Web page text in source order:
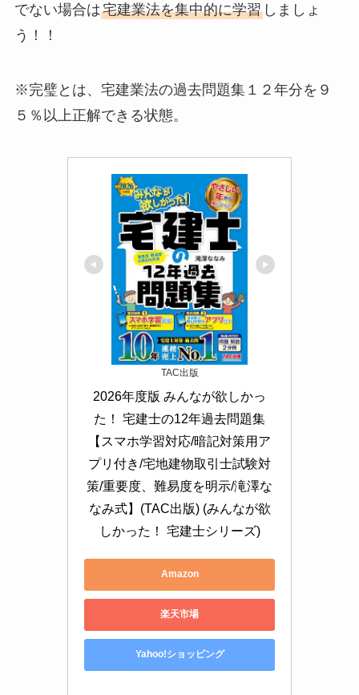
でない場合は宅建業法を集中的に学習しましょ
う！！
※完璧とは、 宅建業法の過去問題集１２年分を９
５％以上正解できる状態。
TAC出版
2026年度版 みんなが欲しかっ
た！ 宅建士の12年過去問題集
【スマホ学習対応/暗記対策用ア
プリ付き/宅地建物取引士試験対
策/重要度、難易度を明示/滝澤な
なみ式】(TAC出版) (みんなが欲
しかった！ 宅建士シリーズ)
Amazon
楽天市場
Yahoo!ショッピング